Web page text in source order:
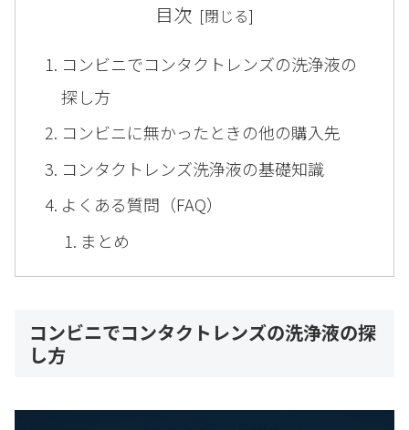
目次
コンビニでコンタクトレンズの洗浄液の
探し方
コンビニに無かったときの他の購入先
コンタクトレンズ洗浄液の基礎知識
よくある質問（FAQ）
まとめ
コンビニでコンタクトレンズの洗浄液の探
し方